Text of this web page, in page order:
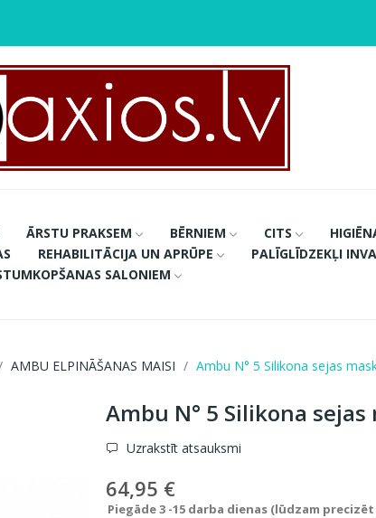
ĀRSTU PRAKSEM BĒRNIEM CITS
REHABILITĀCIJA UN APRŪPE PALĪGLĪDZEKĻI
SALONIEM
AMBU ELPINĀŠANAS MAISI Ambu N° 5 Silikona sejas
Ambu N° 5 Silikona
Uzrakstīt atsauksmi
64,95 €
Piegāde 3 -15 darba dienas (lūdzam precizēt